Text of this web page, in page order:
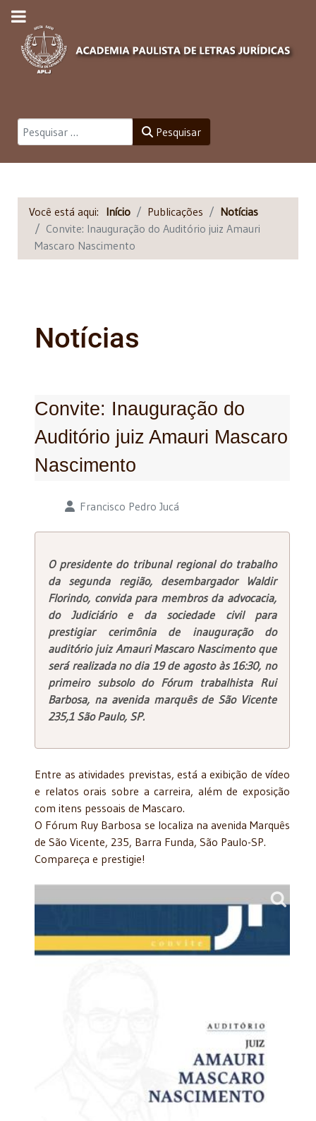
Pesquisar Pesquisar
Você está aqui: Início Publicações
Notícias
Convite: Inauguração do Auditório juiz Amauri
Mascaro Nascimento
Notícias
Convite: Inauguração do
Auditório juiz Amauri Mascaro
Nascimento
Detalhes Francisco Pedro Jucá
O presidente do tribunal regional do trabalho
da segunda região, desembargador Waldir
Florindo, convida para membros da advocacia,
do Judiciário e da sociedade civil para
prestigiar cerimônia de inauguração do
auditório juiz Amauri Mascaro Nascimento que
será realizada no dia 19 de agosto às 16:30, no
primeiro subsolo do Fórum trabalhista Rui
Barbosa, na avenida marquês de São Vicente
235,1 São Paulo, SP.
Entre as atividades previstas, está a exibição de vídeo
e relatos orais sobre a carreira, além de exposição
com itens pessoais de Mascaro.
O Fórum Ruy Barbosa se localiza na avenida Marquês
de São Vicente, 235, Barra Funda, São Paulo-SP.
Compareça e prestigie!